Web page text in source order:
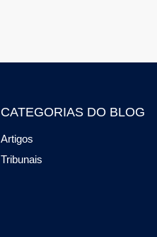
CATEGORIAS DO BLOG
Artigos
Tribunais